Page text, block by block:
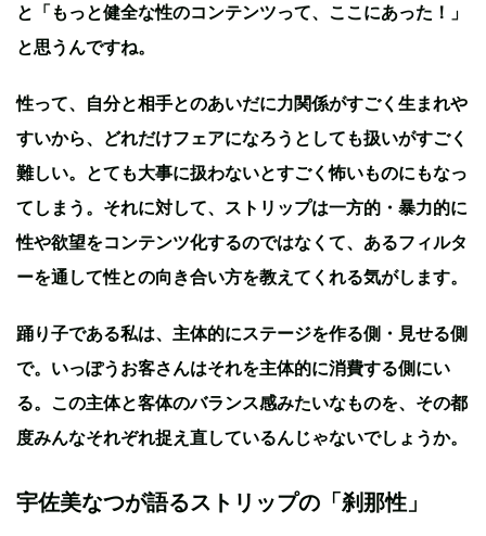
と「もっと健全な性のコンテンツって、ここにあった！」
と思うんですね。
性って、自分と相手とのあいだに力関係がすごく生まれや
すいから、どれだけフェアになろうとしても扱いがすごく
難しい。とても大事に扱わないとすごく怖いものにもなっ
てしまう。それに対して、ストリップは一方的・暴力的に
性や欲望をコンテンツ化するのではなくて、あるフィルタ
ーを通して性との向き合い方を教えてくれる気がします。
踊り子である私は、主体的にステージを作る側・見せる側
で。いっぽうお客さんはそれを主体的に消費する側にい
る。この主体と客体のバランス感みたいなものを、その都
度みんなそれぞれ捉え直しているんじゃないでしょうか。
宇佐美なつが語るストリップの「刹那性」